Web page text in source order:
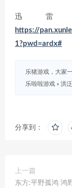
迅雷
https://
1?pwd=ardx#
乐猪游戏，大家
乐啦啦游戏 » 洪
分享到：
上一篇
东方:平野孤鸿 鸿